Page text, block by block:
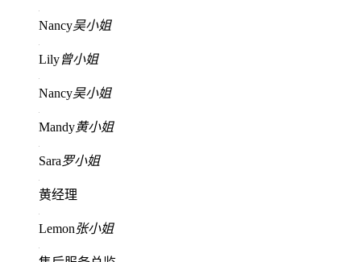
Nancy吴小姐
Lily曾小姐
Nancy吴小姐
Mandy黄小姐
Sara罗小姐
黄经理
Lemon张小姐